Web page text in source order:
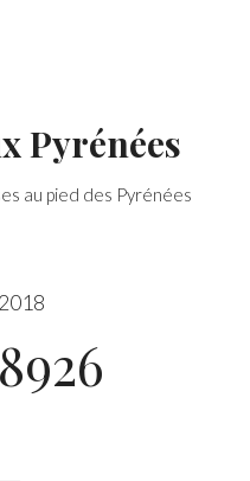
Pyrénées
au pied des Pyrénées